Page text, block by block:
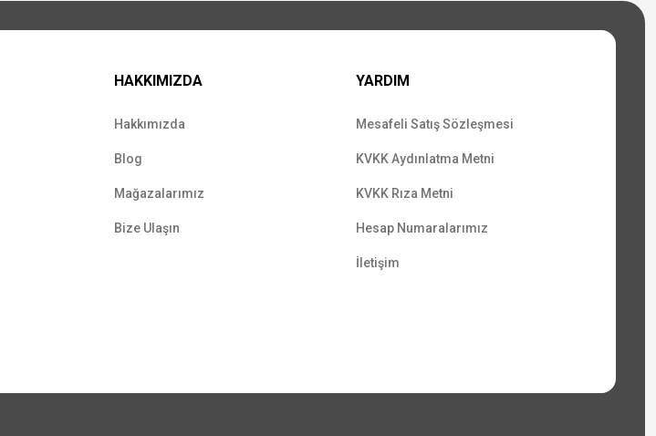
HAKKIMIZDA
Hakkımızda
Blog
Mağazalarımız
Bize Ulaşın
YARDIM
Mesafeli Satış Sözleşmesi
KVKK Aydınlatma Metni
KVKK Rıza Metni
Hesap Numaralarımız
İletişim